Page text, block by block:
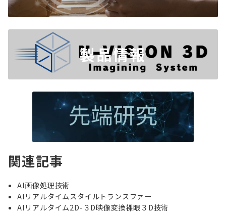
製品情報
関連記事
AI画像処理技術
AIリアルタイムスタイルトランスファー
AIリアルタイム2D-３D映像変換裸眼３D技術